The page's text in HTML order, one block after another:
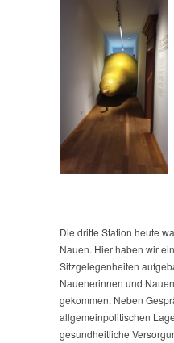
Die dritte Station heute
Nauen. Hier haben wir
Sitzgelegenheiten
Nauenerinnen und
gekommen. Neben
allgemeinpolitischen
gesundheitliche